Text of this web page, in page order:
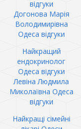
відгуки
Догонова Марія
Володимирівна
Одеса відгуки
Найкращий
ендокринолог
Одеса відгуки
Левіна Людмила
Миколаївна Одеса
відгуки
Найкращі сімейні